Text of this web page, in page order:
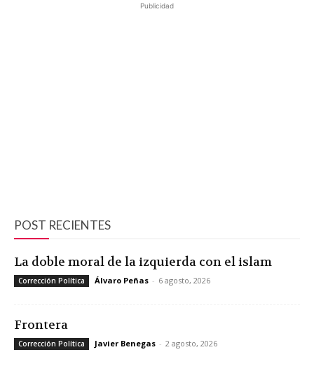
Publicidad
POST RECIENTES
La doble moral de la izquierda con el islam
Corrección Política Álvaro Peñas - 6 agosto, 2026
Frontera
Corrección Política Javier Benegas - 2 agosto, 2026